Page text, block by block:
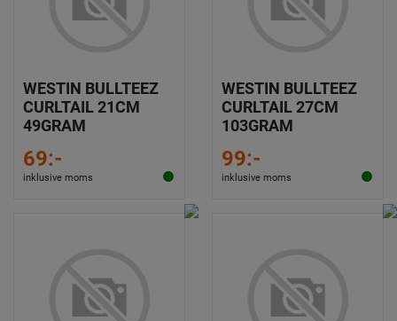
WESTIN BULLTEEZ
CURLTAIL 21CM
49GRAM
69:-
inklusive moms
WESTIN BULLTEEZ
CURLTAIL 27CM
103GRAM
99:-
inklusive moms